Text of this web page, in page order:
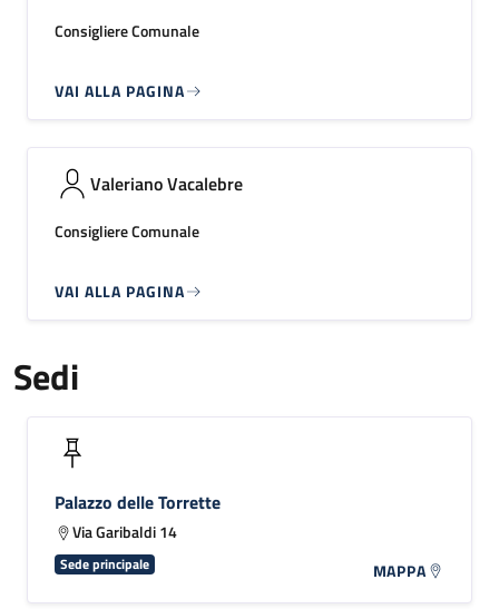
Consigliere Comunale
VAI ALLA PAGINA
Valeriano Vacalebre
Consigliere Comunale
VAI ALLA PAGINA
Sedi
Palazzo delle Torrette
Via Garibaldi 14
Sede principale MAPPA